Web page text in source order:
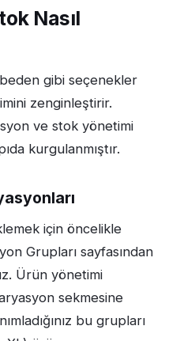
Nasıl
gibi seçenekler
zenginleştirir.
ve stok yönetimi
kurgulanmıştır.
için öncelikle
Grupları sayfasından
Ürün yönetimi
sekmesine
bu grupları